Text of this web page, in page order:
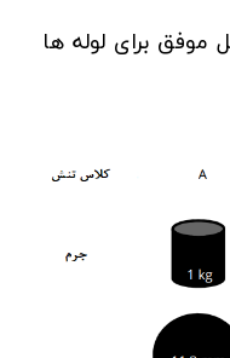
برای لوله ها